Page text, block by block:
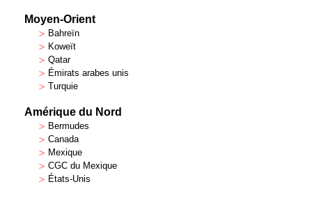
Moyen-Orient
> Bahreïn
> Koweït
> Qatar
> Émirats arabes unis
> Turquie
Amérique du Nord
> Bermudes
> Canada
> Mexique
> CGC du Mexique
> États-Unis